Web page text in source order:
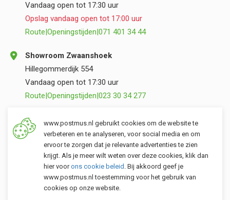
Klantenservice
Vandaag open tot 17:30 uur
Opslag vandaag open tot 17:00 uur
Route|Openingstijden|071 401 34 44
Showroom Zwaanshoek
Hillegommerdijk 554
Vandaag open tot 17:30 uur
Route|Openingstijden|023 30 34 277
Opslag Valkenburg (ZH)
Torenvlietslaan 3
Vandaag open tot 17:00 uur
Route|Openingstijden |071 401 34 44
www.postmus.nl gebruikt cookies om de website te
verbeteren en te analyseren, voor social media en om
ervoor te zorgen dat je relevante advertenties te zien
krijgt. Als je meer wilt weten over deze cookies, klik dan
hier voorons cookie beleid . Bij akkoord geef je
www.postmus.nl toestemming voor het gebruik van
cookies op onze website.